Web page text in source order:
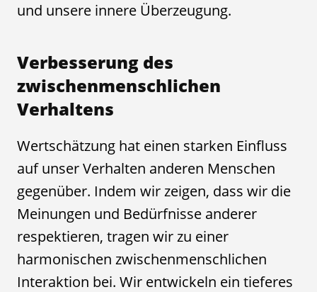
und unsere innere Überzeugung.
Verbesserung des
zwischenmenschlichen
Verhaltens
Wertschätzung hat einen starken Einfluss
auf unser Verhalten anderen Menschen
gegenüber. Indem wir zeigen, dass wir die
Meinungen und Bedürfnisse anderer
respektieren, tragen wir zu einer
harmonischen zwischenmenschlichen
Interaktion bei. Wir entwickeln ein tieferes